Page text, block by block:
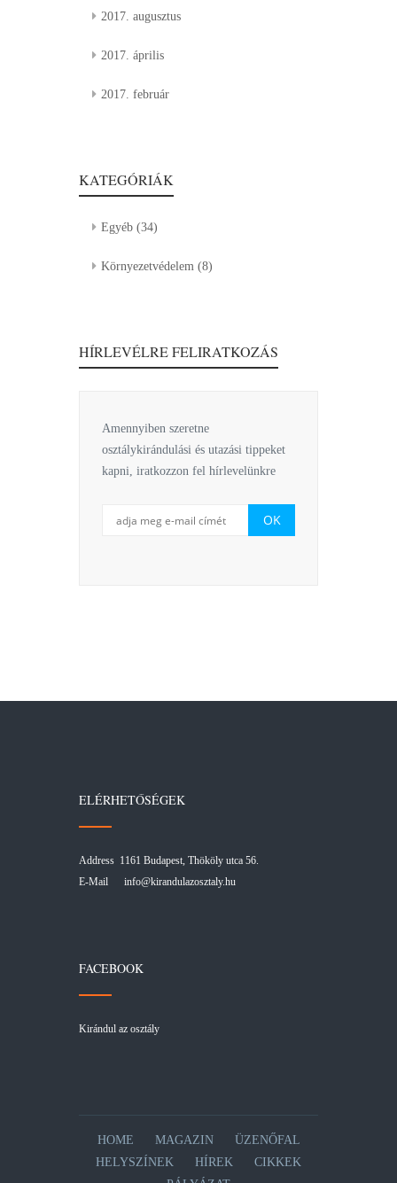
2017. augusztus
2017. április
2017. február
KATEGÓRIÁK
Egyéb (34)
Környezetvédelem (8)
HÍRLEVÉLRE FELIRATKOZÁS
Amennyiben szeretne
osztálykirándulási és utazási tippeket
kapni, iratkozzon fel hírlevelünkre
ELÉRHETŐSÉGEK
Address 1161 Budapest, Thököly utca 56.
E-Mail info@kirandulazosztaly.hu
FACEBOOK
Kirándul az osztály
HOME MAGAZIN
ÜZENŐFAL
HELYSZÍNEK
HÍREK
CIKKEK